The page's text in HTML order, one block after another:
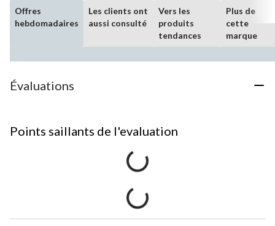
Offres
hebdomadaires
Les clients ont
aussi consulté
Vers les
produits
tendances
Plus de
cette
marque
Évaluations
Points saillants de l'evaluation